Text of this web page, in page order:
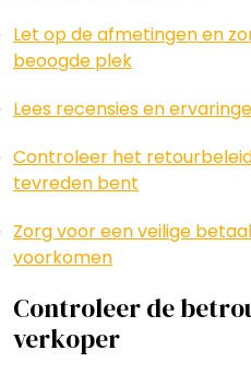
Let op de afmetingen en
beoogde plek
Lees recensies en
Controleer het
tevreden bent
Zorg voor een veilige
voorkomen
Controleer de
verkoper